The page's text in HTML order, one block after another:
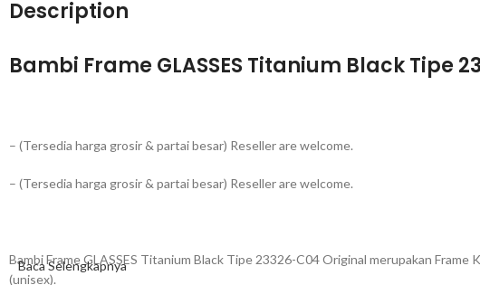
Description
Bambi Frame GLASSES Titanium Black Tipe
– (Tersedia harga grosir & partai besar) Reseller are welcome.
– (Tersedia harga grosir & partai besar) Reseller are welcome.
Bambi Frame GLASSES Titanium Black Tipe 23326-C04 Original merupakan Frame
(unisex).
Baca Selengkapnya